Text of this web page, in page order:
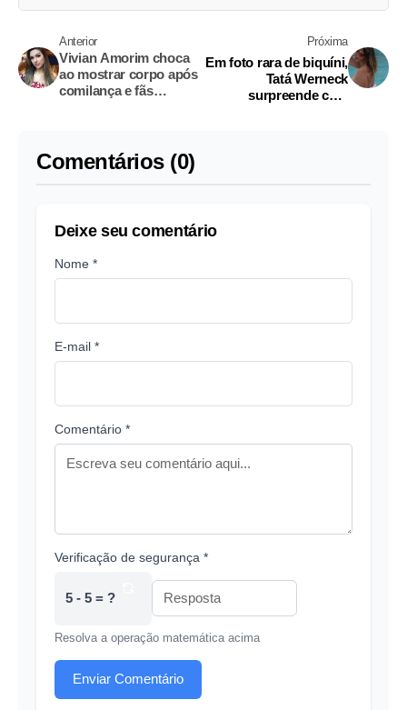
Anterior
Vivian Amorim choca
ao mostrar corpo após
comilança e fãs
Próxima
Em foto rara de biquíni,
Tatá Werneck
surpreende com
Comentários (0)
Deixe seu comentário
Nome *
E-mail *
Comentário *
Verificação de segurança *
5 - 5 = ?
Resolva a operação matemática acima
Enviar Comentário